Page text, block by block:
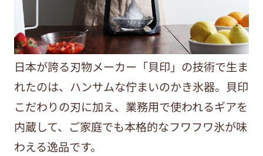
日本が誇る刃物メーカー「貝印」の技術で生ま
れたのは、ハンサムな佇まいのかき氷器。貝印
こだわりの刃に加え、業務用で使われるギアを
内蔵して、ご家庭でも本格的なフワフワ氷が味
わえる逸品です。